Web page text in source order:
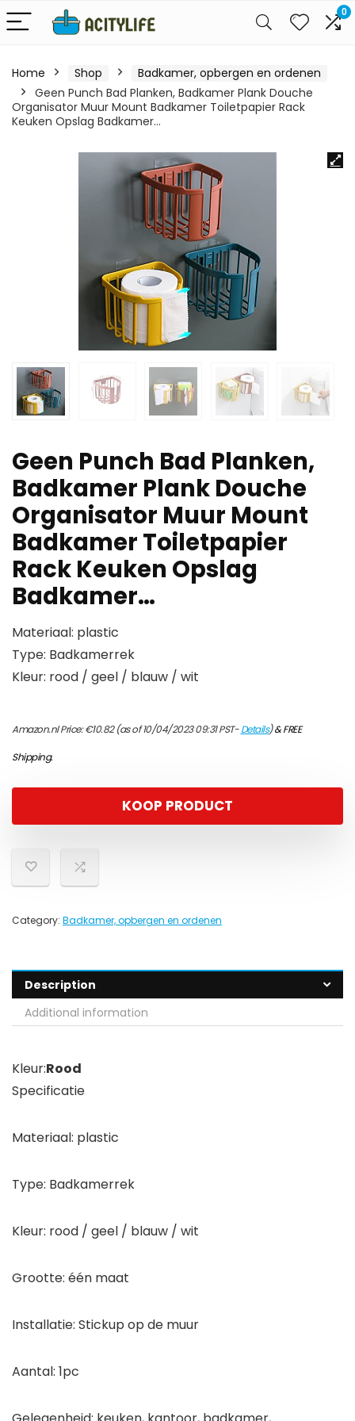
0
Home Shop
Badkamer, opbergen en ordenen
Geen Punch Bad Planken, Badkamer Plank Douche
Organisator Muur Mount Badkamer Toiletpapier Rack
Keuken Opslag Badkamer…
Geen Punch Bad Planken,
Badkamer Plank Douche
Organisator Muur Mount
Badkamer Toiletpapier
Rack Keuken Opslag
Badkamer…
Materiaal: plastic
Type: Badkamerrek
Kleur: rood / geel / blauw / wit
Amazon.nl Price:€10.82(as of 10/04/2023 09:31 PST-Details)&FREE
Shipping.
KOOP PRODUCT
Category: Badkamer, opbergen en ordenen
Description
Additional information
Kleur:Rood
Specificatie
Materiaal: plastic
Type: Badkamerrek
Kleur: rood / geel / blauw / wit
Grootte: één maat
Installatie: Stickup op de muur
Aantal: 1pc